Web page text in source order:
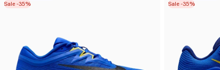
Sale -35%
Sale -35%